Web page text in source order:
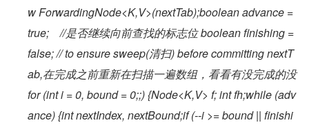
w ForwardingNode<K,V>(nextTab);boolean advance =
true;    //是否继续向前查找的标志位 boolean finishing =
false; // to ensure sweep(清扫) before committing nextT
ab,在完成之前重新在扫描一遍数组，看看有没完成的没
for (int i = 0, bound = 0;;) {Node<K,V> f; int fh;while (adv
ance) {int nextIndex, nextBound;if (--i >= bound || finishi